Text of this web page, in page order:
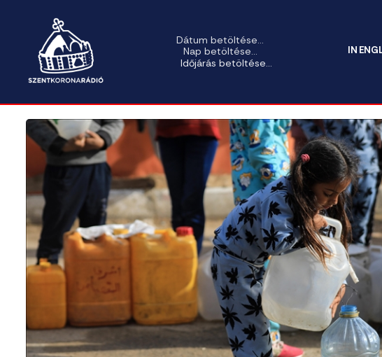
Dátum betöltése...
Nap betöltése...
Időjárás betöltése...
IN